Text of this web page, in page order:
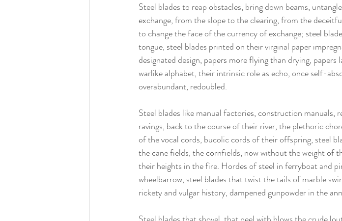
Steel blades to reap obstacles, bring down beams,
exchange, from the slope to the clearing, from the
to change the face of the currency of exchange; steel
tongue, steel blades printed on their virginal paper
designated design, papers more flying than drying,
warlike alphabet, their intrinsic role as echo, once self-
overabundant, redoubled.
Steel blades like manual factories, construction
ravings, back to the course of their river, the plethoric
of the vocal cords, bucolic cords of their offspring, steel
the cane fields, the cornfields, now without the weight of
their heights in the fire. Hordes of steel in ferryboat and
wheelbarrow, steel blades that twist the tails of marble
rickety and vulgar history, dampened gunpowder in the